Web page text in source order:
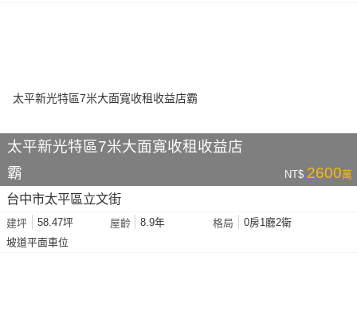
太平新光特區7米大面寬收租收益店
霸
NT$ 2600萬
台中市太平區立文街
建坪 58.47坪 屋齡 8.9年 格局
0房1廳2衛
坡道平面車位